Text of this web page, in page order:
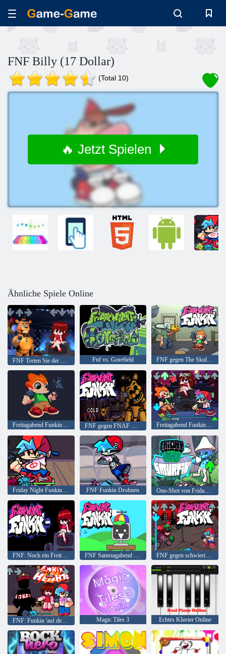
FNF Billy (17 Dollar)
(Total 10)
🔥 Jetzt Spielen
Ähnliche Spiele Online
FNF Treten Sie der Band bei, aber jeder singt es Fnf vs. Gorefield FNF gegen The Skull Kid: Newgrounds Rhythmus Rebellen
Freitagabend Funkin Big Eye Freitagabend Funkin 'in Godot
Friday Night Funkin-Übersicht FNF Funkin Drohnen One-Shot von Friday Night Smurfin
FNF: Noch ein Freitagabend FNF Samstagabend Sprunkin ’ FNF gegen schwierig: Tenebris
Magic Tiles 3 Echtes Klavier Online